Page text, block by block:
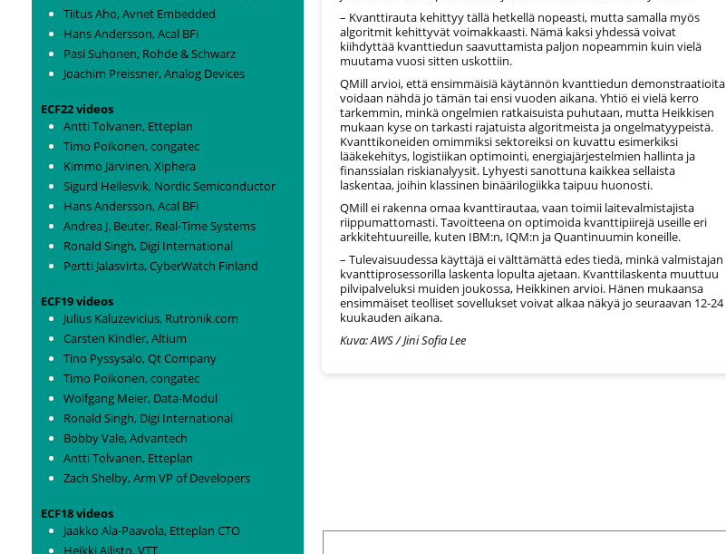
Tiitus Aho, Avnet Embedded
Hans Andersson, Acal BFi
Pasi Suhonen, Rohde & Schwarz
Joachim Preissner, Analog Devices
ECF22 videos
Antti Tolvanen, Etteplan
Timo Poikonen, congatec
Kimmo Järvinen, Xiphera
Sigurd Hellesvik, Nordic Semiconductor
Hans Andersson, Acal BFi
Andrea J. Beuter, Real-Time Systems
Ronald Singh, Digi International
Pertti Jalasvirta, CyberWatch Finland
ECF19 videos
Julius Kaluzevicius, Rutronik.com
Carsten Kindler, Altium
Tino Pyssysalo, Qt Company
Timo Poikonen, congatec
Wolfgang Meier, Data-Modul
Ronald Singh, Digi International
Bobby Vale, Advantech
Antti Tolvanen, Etteplan
Zach Shelby, Arm VP of Developers
ECF18 videos
Jaakko Ala-Paavola, Etteplan CTO
Heikki Ailisto, VTT
– Kvanttirauta kehittyy tällä hetkellä nopeasti, mutta samalla myös
algoritmit kehittyvät voimakkaasti. Nämä kaksi yhdessä voivat
kiihdyttää kvanttiedun saavuttamista paljon nopeammin kuin vielä
muutama vuosi sitten uskottiin.
QMill arvioi, että ensimmäisiä käytännön kvanttiedun demonstraatioita
voidaan nähdä jo tämän tai ensi vuoden aikana. Yhtiö ei vielä kerro
tarkemmin, minkä ongelmien ratkaisuista puhutaan, mutta Heikkisen
mukaan kyse on tarkasti rajatuista algoritmeista ja ongelmatyypeistä.
Kvanttikoneiden omimmiksi sektoreiksi on kuvattu esimerkiksi
lääkekehitys, logistiikan optimointi, energiajärjestelmien hallinta ja
finanssialan riskianalyysit. Lyhyesti sanottuna kaikkea sellaista
laskentaa, joihin klassinen binäärilogiikka taipuu huonosti.
QMill ei rakenna omaa kvanttirautaa, vaan toimii laitevalmistajista
riippumattomasti. Tavoitteena on optimoida kvanttipiirejä useille eri
arkkitehtuureille, kuten IBM:n, IQM:n ja Quantinuumin koneille.
– Tulevaisuudessa käyttäjä ei välttämättä edes tiedä, minkä valmistajan
kvanttiprosessorilla laskenta lopulta ajetaan. Kvanttilaskenta muuttuu
pilvipalveluksi muiden joukossa, Heikkinen arvioi. Hänen mukaansa
ensimmäiset teolliset sovellukset voivat alkaa näkyä jo seuraavan 12-24
kuukauden aikana.
Kuva: AWS / Jini Sofia Lee